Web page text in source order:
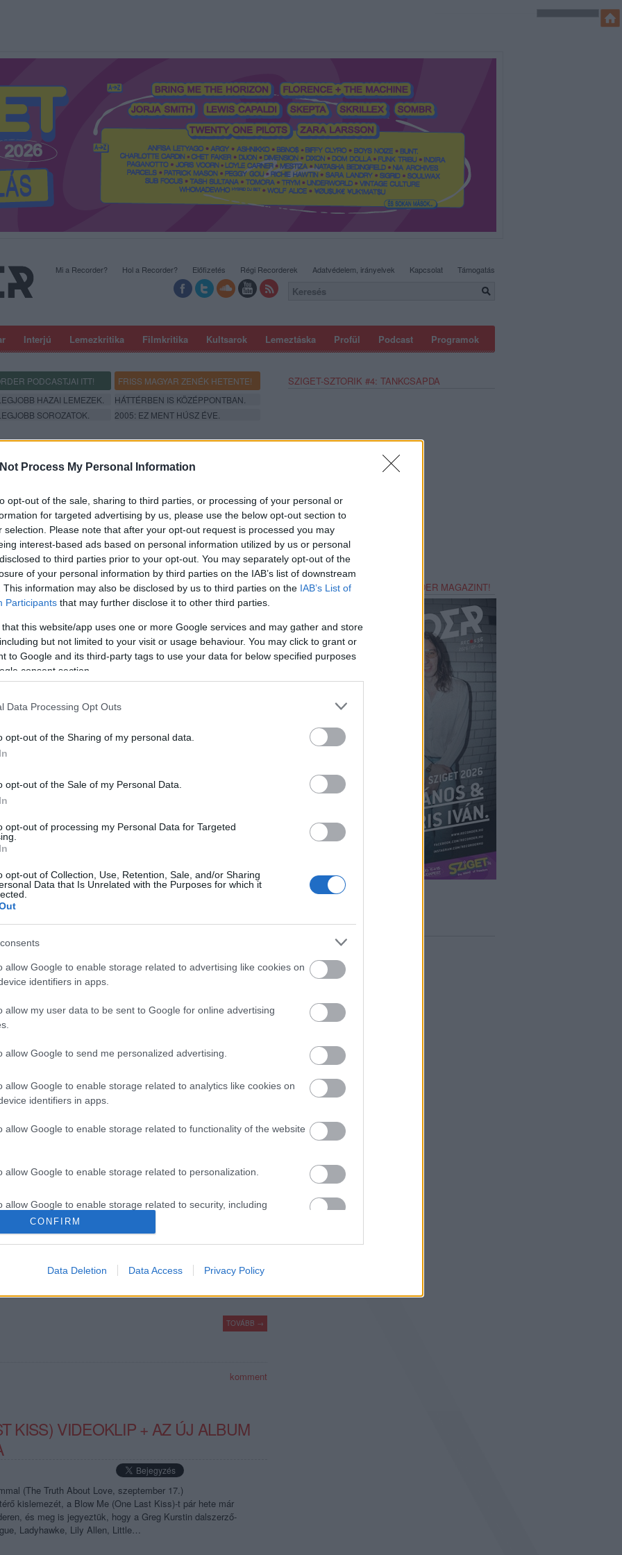
Process My Personal Information
opt-out of the sale, sharing to third parties, or processing of your personal or
for targeted advertising by us, please use the below opt-out section to
selection. Please note that after your opt-out request is processed you may
interest-based ads based on personal information utilized by us or personal
to third parties prior to your opt-out. You may separately opt-out of the
of your personal information by third parties on the IAB’s list of downstream
This information may also be disclosed by us to third parties on the IAB’s List of
Participants that may further disclose it to other third parties.
that this website/app uses one or more Google services and may gather and store
but not limited to your visit or usage behaviour. You may click to grant or
to Google and its third-party tags to use your data for below specified purposes
consent section.
Data Processing Opt Outs
opt-out of the Sharing of my personal data.
opt-out of the Sale of my Personal Data.
opt-out of processing my Personal Data for Targeted
opt-out of Collection, Use, Retention, Sale, and/or Sharing
Data that Is Unrelated with the Purposes for which it
allow Google to enable storage related to advertising like cookies on
identifiers in apps.
allow my user data to be sent to Google for online advertising
allow Google to send me personalized advertising.
allow Google to enable storage related to analytics like cookies on
identifiers in apps.
allow Google to enable storage related to functionality of the website
allow Google to enable storage related to personalization.
allow Google to enable storage related to security, including
functionality and fraud prevention, and other user protection.
CONFIRM
Data Deletion Data Access Privacy Policy
Interjú Lemezkritika Filmkritika Kultsarok Lemeztáska Profül Podcast Programok
Mi a Recorder? Hol a Recorder? Előfizetés Régi Recorderek Adatvédelem, irányelvek Kapcsolat Támogatás
PODCASTJAI ITT!
FRISS MAGYAR ZENÉK HETENTE!
HAZAI LEMEZEK.
HÁTTÉRBEN IS KÖZÉPPONTBAN.
SOROZATOK. 2005: EZ MENT HÚSZ ÉVE.
CABELLO, ÉS EZ NAGYON
egyre népszerűbb, idén nyáron duettes bombaslágerrel
lemezét beharangozó új klipje nemcsak időcsavaros, hanem
TOVÁBB →
INTELLIGENCIÁVAL ÉNEKEL,
ÉTELLÉ VÁLTOZIK
TOVÁBB →
HANEM A ROSSZFIÚ
a tinifenomén új klipjében.
TOVÁBB →
komment
KISS) VIDEOKLIP + AZ ÚJ ALBUM
(The Truth About Love, szeptember 17.)
kislemezét, a Blow Me (One Last Kiss)-t pár hete már
és meg is jegyeztük, hogy a Greg Kurstin dalszerző-
Ladyhawke, Lily Allen, Little…
SZIGET-SZTORIK #4: TANKCSAPDA
SZEREZZ MAGADNAK RECORDER MAGAZINT!
BELÉPÉS